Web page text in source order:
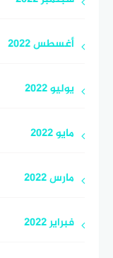
أغسطس 2022
يوليو 2022
مايو 2022
مارس 2022
فبراير 2022